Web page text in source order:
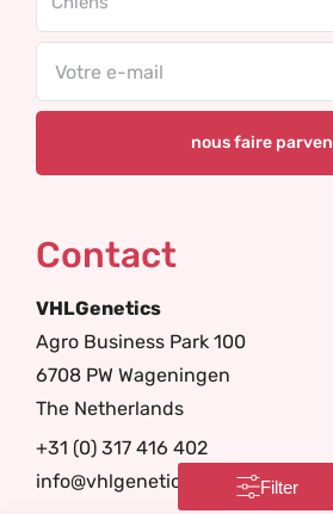
Filter
Contact
VHLGenetics
Agro Business Park 100
6708 PW Wageningen
The Netherlands
+31 (0) 317 416 402
info@vhlgenetics.com